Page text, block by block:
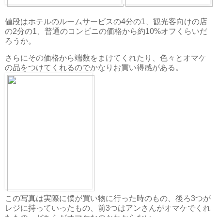
値段はホテルのルームサービスの4分の1、観光客向けの店
の2分の1、普通のコンビニの価格から約10%オフくらいだ
ろうか。
さらにその価格から端数をまけてくれたり、色々とオマケ
の品をつけてくれるのでかなりお買い得感がある。
この写真は実際に僕が買い物に行った時のもの、後ろ3つが
レジに持っていったもの、前3つはアンさんがオマケでくれ